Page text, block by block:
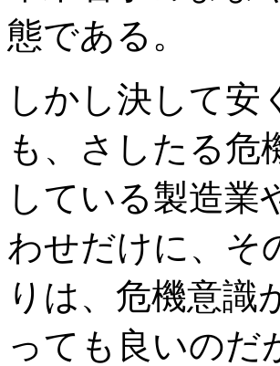
態である。
しかし決して安
も、さしたる危
している製造業
わせだけに、そ
りは、危機意識
っても良いのだ